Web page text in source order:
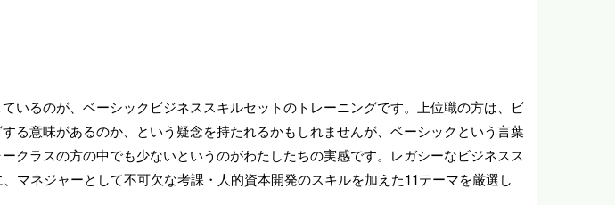
いるのが、ベーシックビジネススキルセットのトレーニングです。上位職の方は、ビ
る意味があるのか、という疑念を持たれるかもしれませんが、ベーシックという言葉
クラスの方の中でも少ないというのがわたしたちの実感です。レガシーなビジネスス
マネジャーとして不可欠な考課・人的資本開発のスキルを加えた11テーマを厳選し